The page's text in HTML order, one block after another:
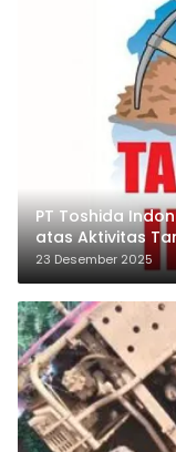
PT Toshida
atas Aktivitas
23 Desember 2025